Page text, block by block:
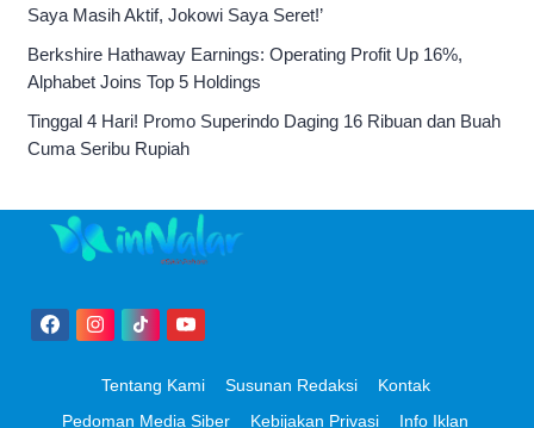
Saya Masih Aktif, Jokowi Saya Seret!’
Berkshire Hathaway Earnings: Operating Profit Up 16%,
Alphabet Joins Top 5 Holdings
Tinggal 4 Hari! Promo Superindo Daging 16 Ribuan dan Buah
Cuma Seribu Rupiah
Tentang Kami Susunan Redaksi
Kontak
Pedoman Media Siber
Kebijakan Privasi Info Iklan